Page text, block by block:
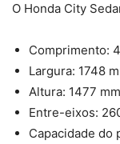
O Honda City
Comprimento:
Largura: 1748
Altura: 1477 mm
Entre-eixos:
Capacidade do